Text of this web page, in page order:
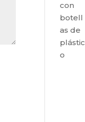
con
botell
as de
plástic
o